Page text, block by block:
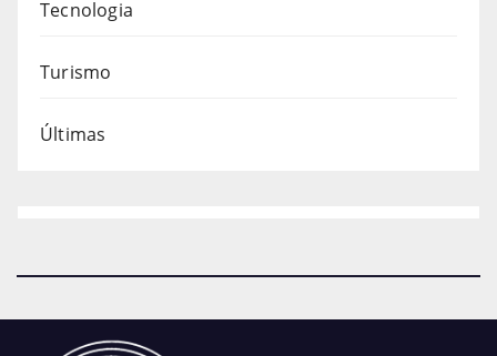
Tecnologia
Turismo
Últimas